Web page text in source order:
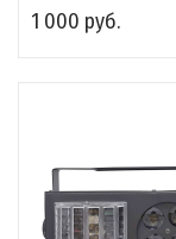
1 000 руб.